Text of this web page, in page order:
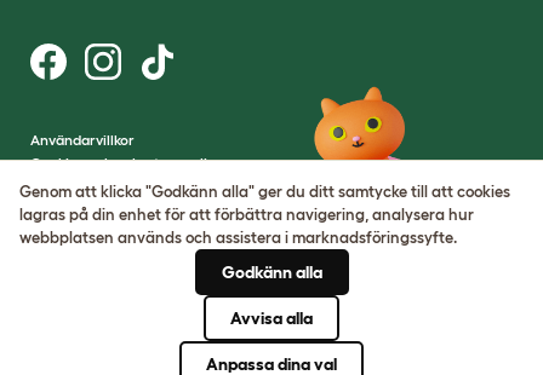
Användarvillkor
Cookies och sekretesspolicy
Cookie Settings
Webbplatskarta
VAT-nummer: SE502080795301
Genom att klicka "Godkänn alla" ger du ditt samtycke till att cookies
lagras på din enhet för att förbättra navigering, analysera hur
webbplatsen används och assistera i marknadsföringssyfte.
Godkänn alla
Avvisa alla
Anpassa dina val